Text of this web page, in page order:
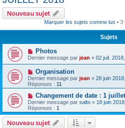
Nouveau sujet
Marquer les sujets comme lus • 3
Sujets
Photos
Dernier message par jean « 02 juil.
Organisation
Dernier message par jean « 28 juin
Réponses : 11
Changement de date : 1 juillet
Dernier message par salto « 18 juin
Réponses : 1
Nouveau sujet